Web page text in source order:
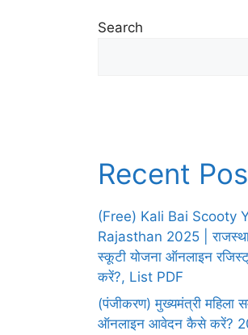
Search
Recent
(Free) Kali Bai Scooty
Rajasthan 2025 |
स्कूटी योजना ऑनलाइन
करें?, List PDF
(पंजीकरण) मुख्यमंत्री महिला
ऑनलाइन आवेदन कैसे करें?